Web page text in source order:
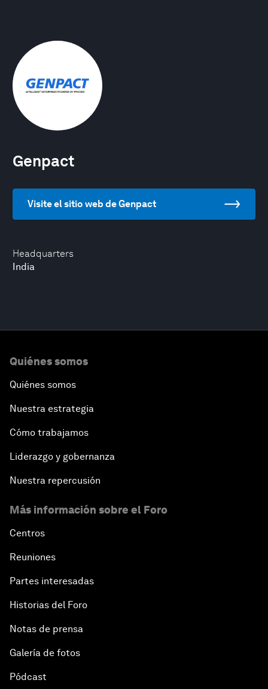
Headquarters
India
Genpact
Visite el sitio web de Genpact
Quiénes somos
Quiénes somos
Nuestra estrategia
Cómo trabajamos
Liderazgo y gobernanza
Nuestra repercusión
Más información sobre el Foro
Centros
Reuniones
Partes interesadas
Historias del Foro
Notas de prensa
Galería de fotos
Pódcast